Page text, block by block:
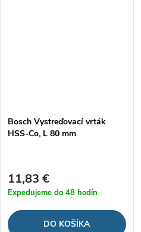
Bosch Vystreďovací vrták
HSS-Co, L 80 mm
11,83 €
Expedujeme do 48 hodín
DO KOŠÍKA